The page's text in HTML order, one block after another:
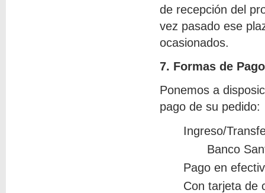
de recepción del
vez pasado ese
ocasionados.
7. Formas de Pago
Ponemos a
pago de su pedido:
Ingreso/
Banco
Pago en
Con tarjeta de